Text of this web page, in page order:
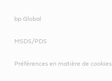
bp Global
MSDS/PDS
Préférences en matière de cookies